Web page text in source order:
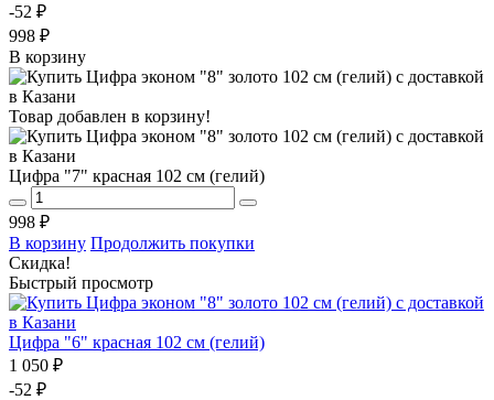
-52 ₽
998 ₽
В корзину
Товар добавлен в корзину!
Цифра "7" красная 102 см (гелий)
998 ₽
В корзину Продолжить покупки
Скидка!
Быстрый просмотр
Цифра "6" красная 102 см (гелий)
1 050 ₽
-52 ₽